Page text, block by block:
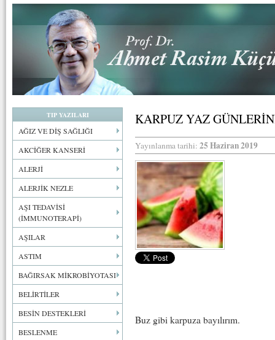
TIP YAZILARI
AĞIZ VE DİŞ SAĞLIĞI
AKCİĞER KANSERİ
ALERJİ
ALERJİK NEZLE
AŞI TEDAVİSİ
(İMMUNOTERAPİ)
AŞILAR
ASTIM
BAĞIRSAK MİKROBİYOTASI
BELİRTİLER
BESİN DESTEKLERİ
BESLENME
KARPUZ YAZ
Yayınlanma tarihi: 25 Haziran 2019
Buz gibi karpuza bayılırım.